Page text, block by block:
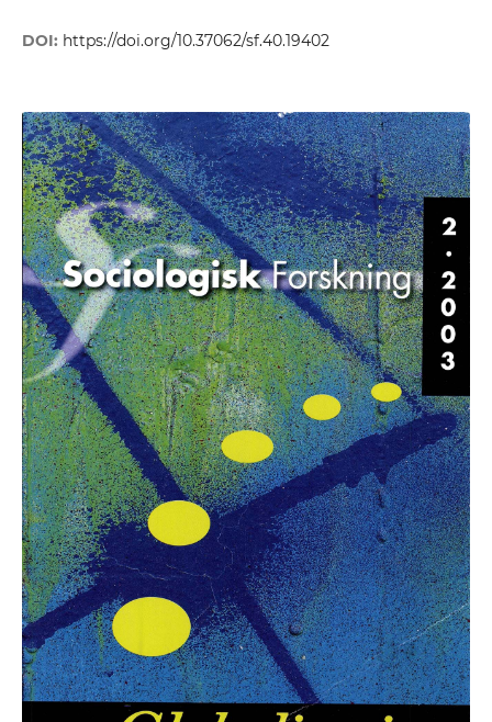
DOI: https://doi.org/10.37062/sf.40.19402